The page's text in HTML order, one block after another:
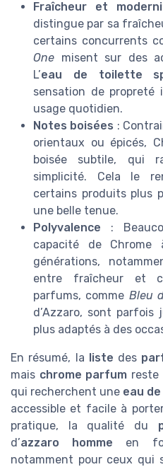
Fraîcheur et
distingue par sa
certains concurrents
One misent sur des
L’eau de toilette
sensation de propreté
usage quotidien.
Notes boisées :
orientaux ou épicés,
boisée subtile, qui
simplicité. Cela le
certains produits plus
une belle tenue.
Polyvalence :
capacité de
générations,
entre fraîcheur et
parfums, comme Bleu
d’Azzaro, sont parfois
plus adaptés à des
En résumé, la liste des
mais chrome parfum reste
qui recherchent une eau
accessible et facile à
pratique, la qualité du
d’azzaro homme en
notamment pour ceux qui